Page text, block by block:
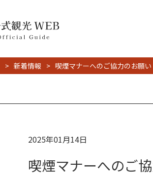
新着情報 喫煙マナーへのご協力のお願い
2025年01月14日
喫煙マナーへのご